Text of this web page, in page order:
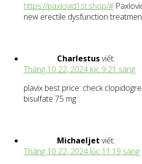
https://paxlovid1st.shop/#
new erectile dysfunction
Charlestusviết:
Tháng 10 22, 2024 lúc 9:21 sáng
plavix best price: check
bisulfate 75 mg
Michaeljet viết:
Tháng 10 22, 2024 lúc 11:19 sáng